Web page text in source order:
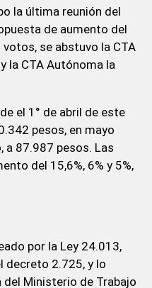
la última reunión del
de aumento del
se abstuvo la CTA
la CTA Autónoma la
el 1° de abril de este
pesos, en mayo
a 87.987 pesos. Las
del 15,6%, 6% y 5%,
por la Ley 24.013,
decreto 2.725, y lo
Ministerio de Trabajo